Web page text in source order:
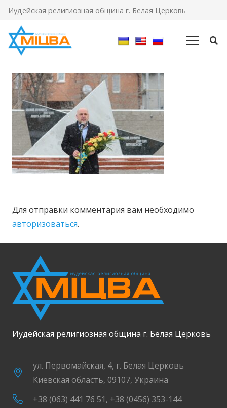
Иудейская религиозная община г. Белая Церковь
Для отправки комментария вам необходимо
авторизоваться.
Иудейская религиозная община г. Белая Церковь
ул. Первомайская, 4, г. Белая Церковь
Киевская область, 09107, Украина
+38 (063) 441 76 51, +38 (0456) 353-144